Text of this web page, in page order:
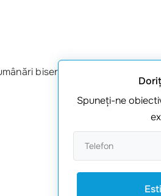
bisericești.
Spuneţi-ne